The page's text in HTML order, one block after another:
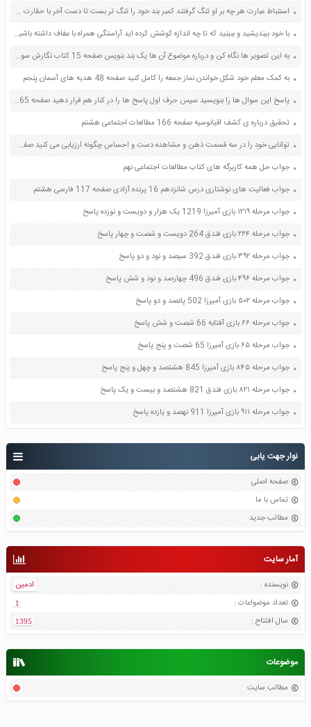
نوار جهت یابی
صفحه اصلی
تماس با ما
مطالب جدید
آمار سایت
نویسنده :
ادمین
تعداد موضواعات :
1
سال افتتاح :
1395
موضوعات
مطالب سایت
استنباط عبارت هر چه بر او تنگ گرفتند کمبر بند خود را تنگ تر بست تا دست آخر با حقارت زندگی هامان اخت شد صفحه 71 فارسی دهم
با خود بیندیشید و ببینید که تا چه اندازه کوشش کرده اید آراستگی همراه با عفاف داشته باشید آیا موانع درونی در مقابل این کوشش وجود داشته است؟ آنها را برای خود مشخص کنید و برای برداشتن آن موانع راه حل مناسب تنظیم نمایید صفحه 141 دین و زندگی دهم
به این تصویر ها نگاه کن و درباره موضوع آن ها یک بند بنویس صفحه 15 کتاب نگارش سوم ابتدایی
به کمک معلم خود شکل خواندن نماز جمعه را کامل کنید صفحه 48 هدیه های آسمان پنجم
پاسخ این سوال ها را بنویسید سپس حرف اول پاسخ ها را در کنار هم قرار دهید صفحه 65 هدیه های آسمان ششم
تحقیق درباره ی کشف اقیانوسیه صفحه 166 مطالعات اجتماعی هشتم
توانایی خود را در سه قسمت ذهن و مشاهده دست و احساس چگونه ارزیابی می کنید صفحه 23 فرهنگ و هنر نهم
جواب حل همه کاربرگه های کتاب مطالعات اجتماعی نهم
جواب فعالیت های نوشتاری درس شانزدهم 16 پرنده آزادی صفحه 117 فارسی هشتم
جواب مرحله ۱۲۱۹ بازی آمیرزا 1219 یک هزار و دویست و نوزده پاسخ
جواب مرحله ۲۶۴ بازی فندق 264 دویست و شصت و چهار پاسخ
جواب مرحله ۳۹۲ بازی فندق 392 سیصد و نود و دو پاسخ
جواب مرحله ۴۹۶ بازی فندق 496 چهارصد و نود و شش پاسخ
جواب مرحله ۵۰۲ بازی آمیرزا 502 پانصد و دو پاسخ
جواب مرحله ۶۶ بازی آفتابه 66 شصت و شش پاسخ
جواب مرحله ۶۵ بازی آمیرزا 65 شصت و پنج پاسخ
جواب مرحله ۸۴۵ بازی آمیرزا 845 هشتصد و چهل و پنج پاسخ
جواب مرحله ۸۲۱ بازی فندق 821 هشتصد و بیست و یک پاسخ
جواب مرحله ۹۱۱ بازی آمیرزا 911 نهصد و یازده پاسخ